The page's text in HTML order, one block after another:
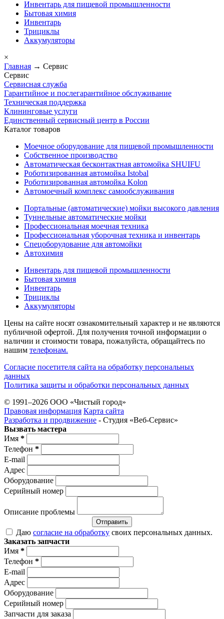
Инвентарь для пищевой промышленности
Бытовая химия
Инвентарь
Трициклы
Аккумуляторы
×
Главная → Сервис
Сервис
Сервисная служба
Гарантийное и послегарантийное обслуживание
Техническая поддержка
Клининговые услуги
Единственный сервисный центр в России
Каталог товаров
Моечное оборудование для пищевой промышленности
Собственное производство
Автоматическая бесконтактная автомойка SHUIFU
Роботизированная автомойка Istobal
Роботизированная автомойка Kolon
Автомоечный комплекс самообслуживания
Портальные (автоматические) мойки высокого давления
Туннельные автоматические мойки
Профессиональная моечная техника
Профессиональная уборочная техника и инвентарь
Спецоборудование для автомойки
Автохимия
Инвентарь для пищевой промышленности
Бытовая химия
Инвентарь
Трициклы
Аккумуляторы
Цены на сайте носят ознакомительный характер и не являются
публичной офертой. Для получения точной информации о
наличии и стоимости товара, пожалуйста, обращайтесь по
нашим телефонам.
Согласие посетителя сайта на обработку персональных
данных
Политика защиты и обработки персональных данных
© 1991–2026 ООО «Чистый город»
Правовая информация Карта сайта
Разработка и продвижение - Студия «Веб-Cервис»
Вызвать мастера
Имя *
Телефон *
E-mail
Адрес
Оборудование
Серийный номер
Описание проблемы
Отправить
Даю согласие на обработку своих персональных данных.
Заказать запчасти
Имя *
Телефон *
E-mail
Адрес
Оборудование
Серийный номер
Запчасти для заказа